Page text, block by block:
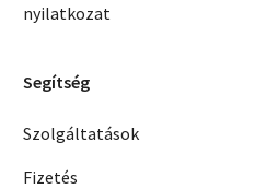
nyilatkozat
Segítség
Szolgáltatások
Fizetés